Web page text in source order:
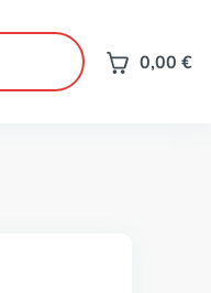
0,00 €